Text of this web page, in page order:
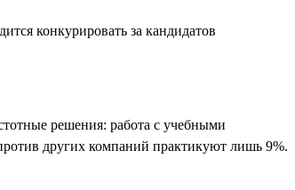
конкурировать за кандидатов
решения: работа с учебными
других компаний практикуют лишь 9%.